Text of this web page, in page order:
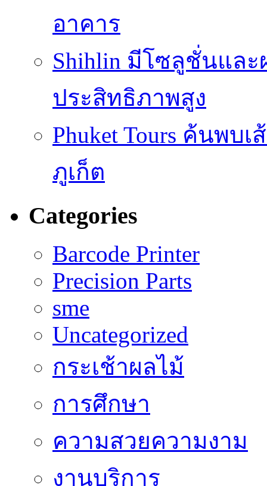
อาคาร
Shihlin มีโซลูชั่นแล
ประสิทธิภาพสูง
Phuket Tours ค้นพบ
ภูเก็ต
Categories
Barcode Printer
Precision Parts
sme
Uncategorized
กระเช้าผลไม้
การศึกษา
ความสวยความงาม
งานบริการ